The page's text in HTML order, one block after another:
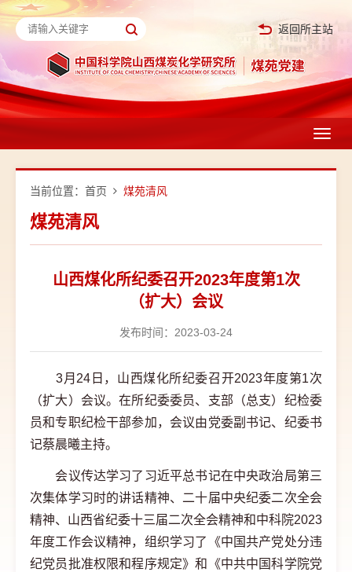
返回所主站
当前位置： 首页 煤苑清风
煤苑清风
山西煤化所纪委召开2023年度第1次
（扩大）会议
发布时间：2023-03-24
3月24日，山西煤化所纪委召开2023年度第1次
（扩大）会议。在所纪委委员、支部（总支）纪检委
员和专职纪检干部参加，会议由党委副书记、纪委书
记蔡晨曦主持。
会议传达学习了习近平总书记在中央政治局第三
次集体学习时的讲话精神、二十届中央纪委二次全会
精神、山西省纪委十三届二次全会精神和中科院2023
年度工作会议精神，组织学习了《中国共产党处分违
纪党员批准权限和程序规定》和《中共中国科学院党